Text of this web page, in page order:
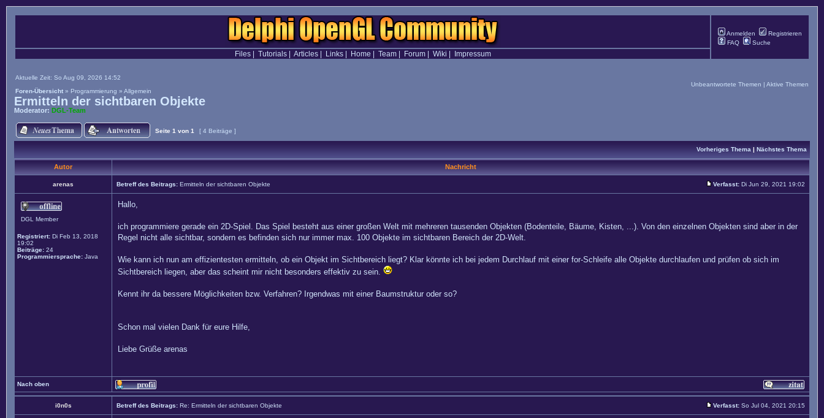
Anmelden
Registrieren
FAQ
Suche
Files| Tutorials| Articles| Links| Home Team| Forum| Wiki Impressum
Aktuelle Zeit: So Aug 09, 2026 14:52
Foren-Übersicht » Programmierung » Allgemein
Unbeantwortete Themen | Aktive Themen
Ermitteln der sichtbaren Objekte
Moderator: DGL-Team
Seite 1 von 1 [ 4 Beiträge ]
Vorheriges Thema | Nächstes Thema
Autor Nachricht
arenas Betreff des Beitrags: Ermitteln der sichtbaren Objekte Verfasst: Di Jun 29, 2021 19:02
DGL Member
Registriert: Di Feb 13, 2018
19:02
Beiträge: 24
Programmiersprache: Java
Hallo,
ich programmiere gerade ein 2D-Spiel. Das Spiel besteht aus einer großen Welt mit mehreren tausenden Objekten (Bodenteile, Bäume, Kisten, ...). Von den einzelnen Objekten sind aber in der
Regel nicht alle sichtbar, sondern es befinden sich nur immer max. 100 Objekte im sichtbaren Bereich der 2D-Welt.
Wie kann ich nun am effizientesten ermitteln, ob ein Objekt im Sichtbereich liegt? Klar könnte ich bei jedem Durchlauf mit einer for-Schleife alle Objekte durchlaufen und prüfen ob sich im
Sichtbereich liegen, aber das scheint mir nicht besonders effektiv zu sein.
Kennt ihr da bessere Möglichkeiten bzw. Verfahren? Irgendwas mit einer Baumstruktur oder so?
Schon mal vielen Dank für eure Hilfe,
Liebe Grüße arenas
Nach oben
i0n0s Betreff des Beitrags: Re: Ermitteln der sichtbaren Objekte Verfasst: So Jul 04, 2021 20:15